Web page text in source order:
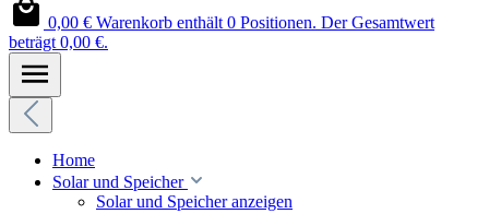
0,00 € Warenkorb enthält 0 Positionen. Der Gesamtwert
beträgt 0,00 €.
Home
Solar und Speicher
Solar und Speicher anzeigen